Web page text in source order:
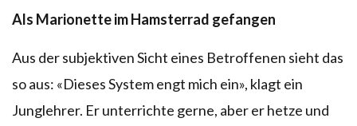
Als Marionette im Hamsterrad gefangen
Aus der subjektiven Sicht eines Betroffenen sieht das
so aus: «Dieses System engt mich ein», klagt ein
Junglehrer. Er unterrichte gerne, aber er hetze und